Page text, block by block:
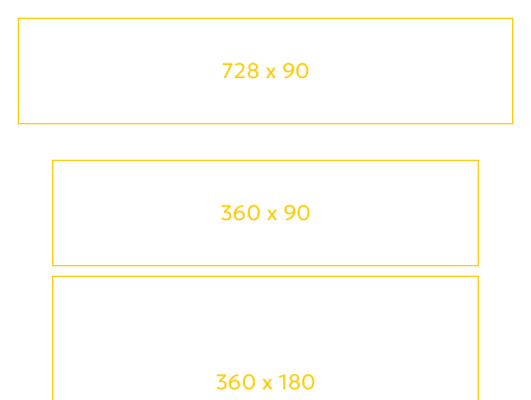
360 x 90
360 x 180
728 x 90